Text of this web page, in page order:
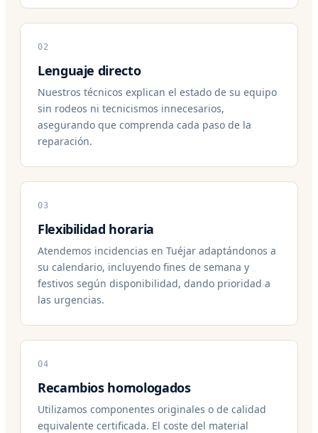
02
Lenguaje directo
Nuestros técnicos explican el estado de su equipo
sin rodeos ni tecnicismos innecesarios,
asegurando que comprenda cada paso de la
reparación.
03
Flexibilidad horaria
Atendemos incidencias en Tuéjar adaptándonos a
su calendario, incluyendo fines de semana y
festivos según disponibilidad, dando prioridad a
las urgencias.
04
Recambios homologados
Utilizamos componentes originales o de calidad
equivalente certificada. El coste del material